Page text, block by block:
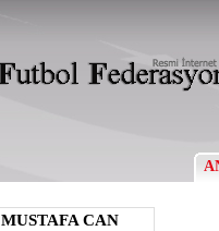
MUSTAFA CAN